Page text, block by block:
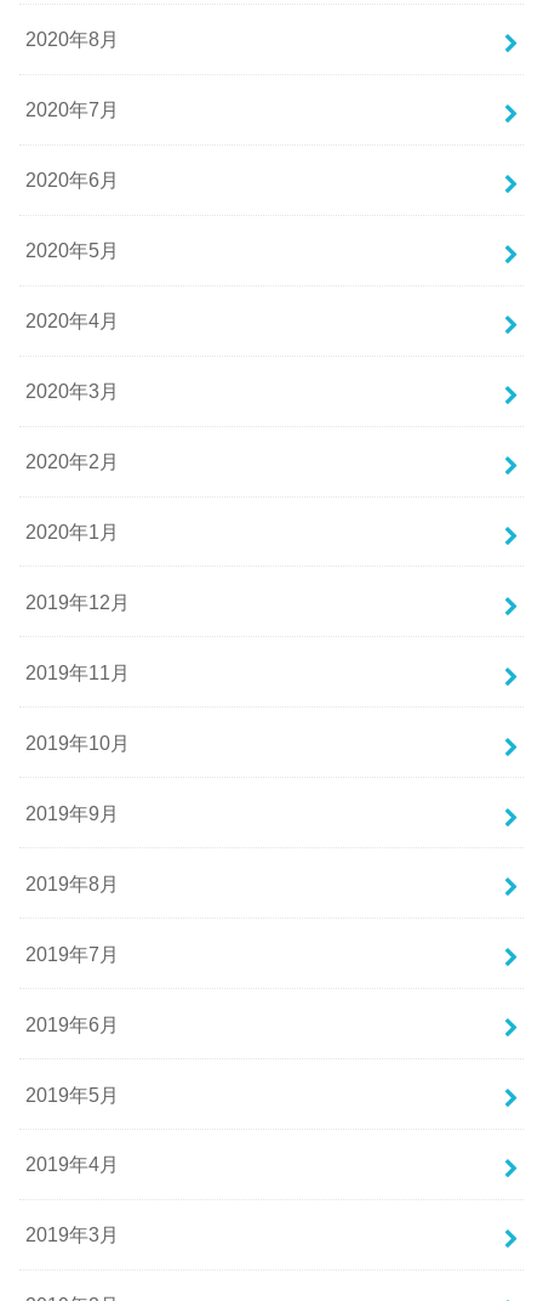
2020年8月
2020年7月
2020年6月
2020年5月
2020年4月
2020年3月
2020年2月
2020年1月
2019年12月
2019年11月
2019年10月
2019年9月
2019年8月
2019年7月
2019年6月
2019年5月
2019年4月
2019年3月